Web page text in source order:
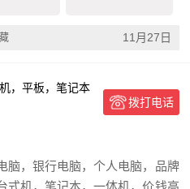
11月27日
，平板，笔记本
拨打电话
脑，银行电脑，个人电脑，品牌
式机，笔记本，一体机，价钱高